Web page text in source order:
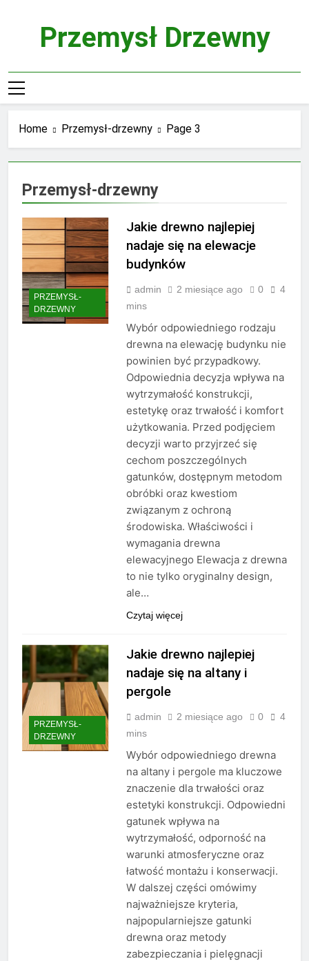
Przemysł Drzewny
Home Przemysł-drzewny Page 3
Przemysł-drzewny
PRZEMYSŁ-
DRZEWNY
Jakie drewno najlepiej
nadaje się na elewacje
budynków
admin 2 miesiące ago 0
4
mins
Wybór odpowiedniego rodzaju
drewna na elewację budynku nie
powinien być przypadkowy.
Odpowiednia decyzja wpływa na
wytrzymałość konstrukcji,
estetykę oraz trwałość i komfort
użytkowania. Przed podjęciem
decyzji warto przyjrzeć się
cechom poszczególnych
gatunków, dostępnym metodom
obróbki oraz kwestiom
związanym z ochroną
środowiska. Właściwości i
wymagania drewna
elewacyjnego Elewacja z drewna
to nie tylko oryginalny design,
ale…
Czytaj więcej
PRZEMYSŁ-
DRZEWNY
Jakie drewno najlepiej
nadaje się na altany i
pergole
admin 2 miesiące ago 0
4
mins
Wybór odpowiedniego drewna
na altany i pergole ma kluczowe
znaczenie dla trwałości oraz
estetyki konstrukcji. Odpowiedni
gatunek wpływa na
wytrzymałość, odporność na
warunki atmosferyczne oraz
łatwość montażu i konserwacji.
W dalszej części omówimy
najważniejsze kryteria,
najpopularniejsze gatunki
drewna oraz metody
zabezpieczania i pielęgnacji